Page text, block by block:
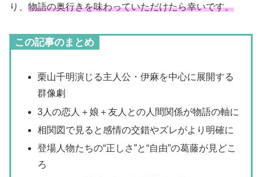
り、 物語の奥行きを味わっていただけたら幸いです。
この記事のまとめ
栗山千明演じる主人公・伊麻を中心に展開する
群像劇
3人の恋人＋娘＋友人との人間関係が物語の軸に
相関図で見ると感情の交錯やズレがより明確に
登場人物たちの“正しさ”と“自由”の葛藤が見どこ
ろ